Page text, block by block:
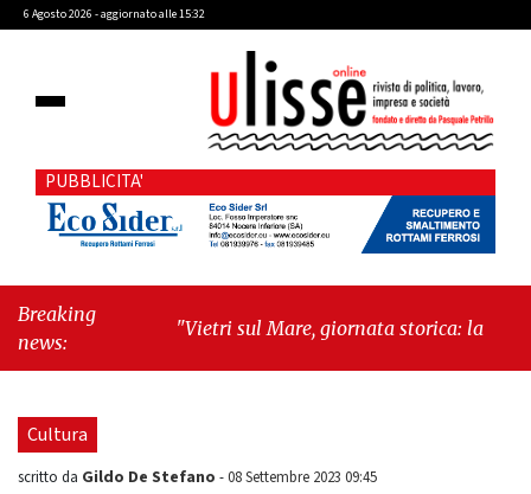
6 Agosto 2026 - aggiornato alle 15:32
PUBBLICITA'
Breaking
news:
"Vietri sul Mare, giornata storica: la ceramica
Cultura
scritto da Gildo De Stefano -08 Settembre 2023 09:45